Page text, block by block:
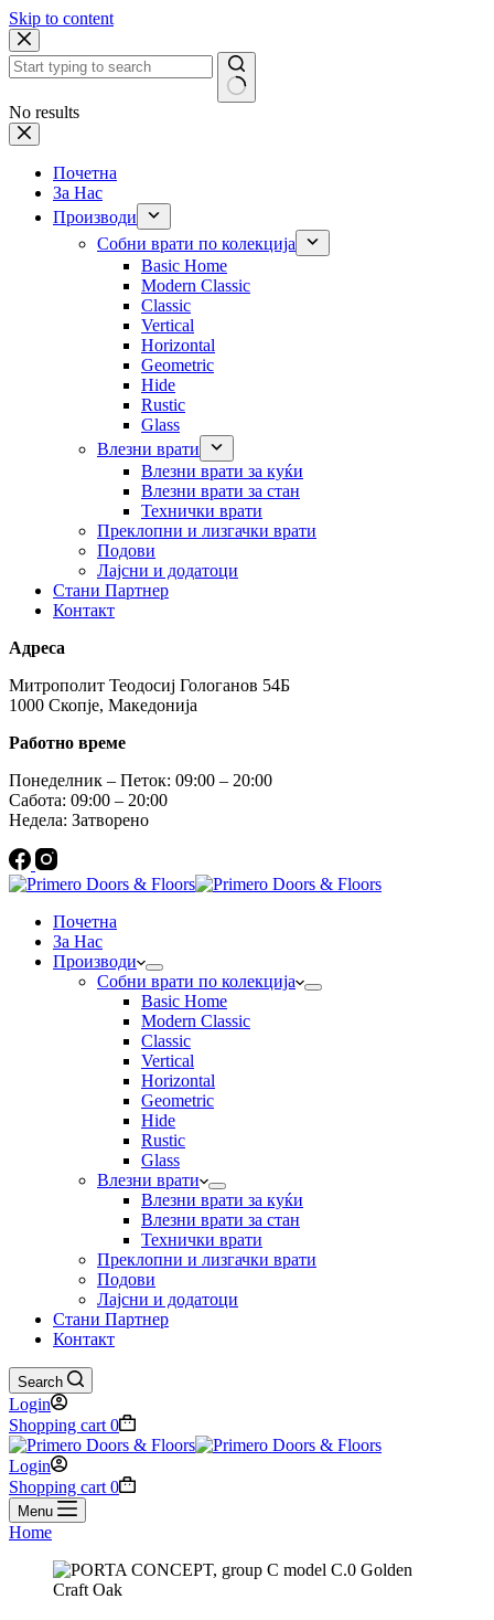
Skip to content
No results
Почетна
За Нас
Производи
Собни врати по колекција
Basic Home
Modern Classic
Classic
Vertical
Horizontal
Geometric
Hide
Rustic
Glass
Влезни врати
Влезни врати за куќи
Влезни врати за стан
Технички врати
Преклопни и лизгачки врати
Подови
Лајсни и додатоци
Стани Партнер
Контакт
Адреса
Митрополит Теодосиј Гологанов 54Б
1000 Скопје, Македонија
Работно време
Понеделник – Петок: 09:00 – 20:00
Сабота: 09:00 – 20:00
Недела: Затворено
Почетна
За Нас
Производи
Собни врати по колекција
Basic Home
Modern Classic
Classic
Vertical
Horizontal
Geometric
Hide
Rustic
Glass
Влезни врати
Влезни врати за куќи
Влезни врати за стан
Технички врати
Преклопни и лизгачки врати
Подови
Лајсни и додатоци
Стани Партнер
Контакт
Search
Login
Shopping cart 0
Login
Shopping cart 0
Menu
Home